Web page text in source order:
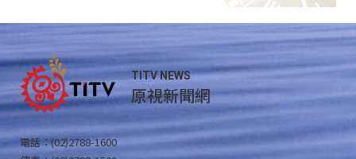
TITV NEWS
原視新聞網
電話：(02)2788-1600